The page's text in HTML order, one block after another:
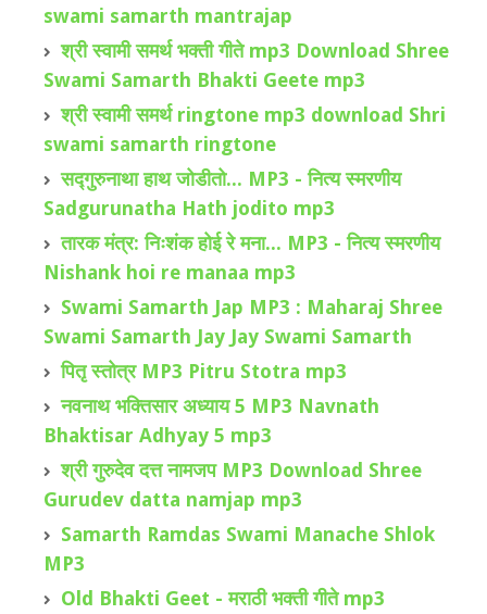
swami samarth mantrajap
श्री स्वामी समर्थ भक्ती गीते mp3 Download Shree
Swami Samarth Bhakti Geete mp3
श्री स्वामी समर्थ ringtone mp3 download Shri
swami samarth ringtone
सद्गुरुनाथा हाथ जोडीतो... MP3 - नित्य स्मरणीय
Sadgurunatha Hath jodito mp3
तारक मंत्र: निःशंक होई रे मना... MP3 - नित्य स्मरणीय
Nishank hoi re manaa mp3
Swami Samarth Jap MP3 : Maharaj Shree
Swami Samarth Jay Jay Swami Samarth
पितृ स्तोत्र MP3 Pitru Stotra mp3
नवनाथ भक्तिसार अध्याय 5 MP3 Navnath
Bhaktisar Adhyay 5 mp3
श्री गुरुदेव दत्त नामजप MP3 Download Shree
Gurudev datta namjap mp3
Samarth Ramdas Swami Manache Shlok
MP3
Old Bhakti Geet - मराठी भक्ती गीते mp3